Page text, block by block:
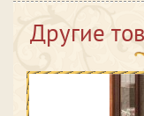
Другие